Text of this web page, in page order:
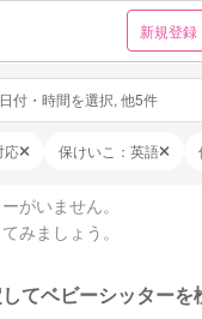
新規登録
付・時間を選択, 他5件
応 保けいこ：英語
がいません。
みましょう。
てベビーシッターを